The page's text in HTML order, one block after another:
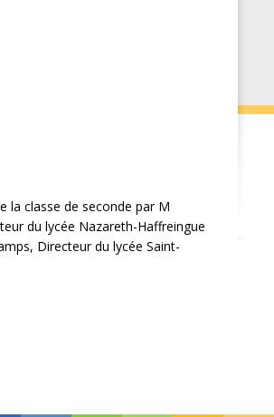
la classe de seconde par M
du lycée Nazareth-Haffreingue
Directeur du lycée Saint-